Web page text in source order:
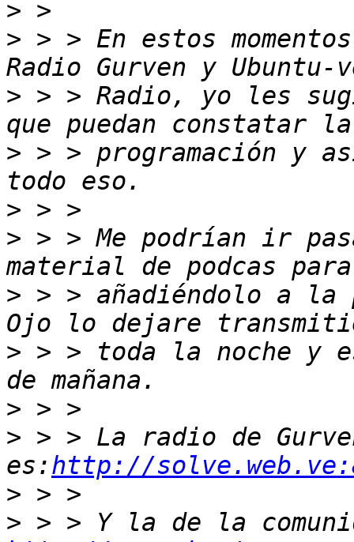
>
> > > En estos
> > > Radio, yo les
> > > programación y
>
> > > Me podrían ir
> > > añadiéndolo a
> > > toda la noche y
>
> > > La radio de
es:http://
>
>